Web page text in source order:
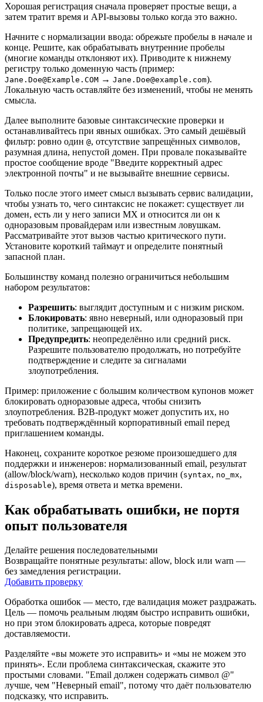
Хорошая регистрация сначала проверяет простые вещи, а
затем тратит время и API‑вызовы только когда это важно.
Начните с нормализации ввода: обрежьте пробелы в начале и
конце. Решите, как обрабатывать внутренние пробелы
(многие команды отклоняют их). Приводите к нижнему
регистру только доменную часть (пример:
Jane.Doe@Example.COM → Jane.Doe@example.com).
Локальную часть оставляйте без изменений, чтобы не менять
смысла.
Далее выполните базовые синтаксические проверки и
останавливайтесь при явных ошибках. Это самый дешёвый
фильтр: ровно один @, отсутствие запрещённых символов,
разумная длина, непустой домен. При провале показывайте
простое сообщение вроде "Введите корректный адрес
электронной почты" и не вызывайте внешние сервисы.
Только после этого имеет смысл вызывать сервис валидации,
чтобы узнать то, чего синтаксис не покажет: существует ли
домен, есть ли у него записи MX и относится ли он к
одноразовым провайдерам или известным ловушкам.
Рассматривайте этот вызов частью критического пути.
Установите короткий таймаут и определите понятный
запасной план.
Большинству команд полезно ограничиться небольшим
набором результатов:
Разрешить: выглядит доступным и с низким риском.
Блокировать: явно неверный, или одноразовый при
политике, запрещающей их.
Предупредить: неопределённо или средний риск.
Разрешите пользователю продолжать, но потребуйте
подтверждение и следите за сигналами
злоупотребления.
Пример: приложение с большим количеством купонов может
блокировать одноразовые адреса, чтобы снизить
злоупотребления. B2B‑продукт может допустить их, но
требовать подтверждённый корпоративный email перед
приглашением команды.
Наконец, сохраните короткое резюме произошедшего для
поддержки и инженеров: нормализованный email, результат
(allow/block/warn), несколько кодов причин (syntax, no_mx,
disposable), время ответа и метка времени.
Как обрабатывать ошибки, не портя
опыт пользователя
Делайте решения последовательными
Возвращайте понятные результаты: allow, block или warn —
без замедления регистрации.
Добавить проверку
Обработка ошибок — место, где валидация может раздражать.
Цель — помочь реальным людям быстро исправить ошибки,
но при этом блокировать адреса, которые повредят
доставляемости.
Разделяйте «вы можете это исправить» и «мы не можем это
принять». Если проблема синтаксическая, скажите это
простыми словами. "Email должен содержать символ @"
лучше, чем "Неверный email", потому что даёт пользователю
подсказку, что исправить.